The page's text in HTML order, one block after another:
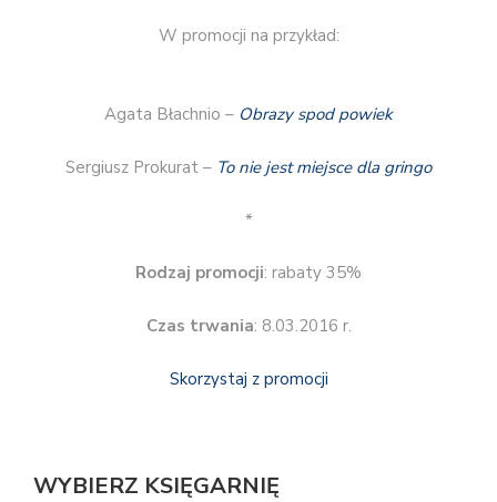
W promocji na przykład:
Agata Błachnio – Obrazy spod powiek
Sergiusz Prokurat – To nie jest miejsce dla gringo
*
Rodzaj promocji: rabaty 35%
Czas trwania: 8.03.2016 r.
Skorzystaj z promocji
WYBIERZ KSIĘGARNIĘ